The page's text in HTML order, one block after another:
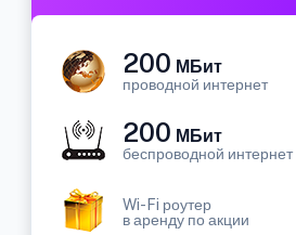
200 МБит
проводной интернет
200 МБит
беспроводной интернет
Wi-Fi роутер
в аренду по акции